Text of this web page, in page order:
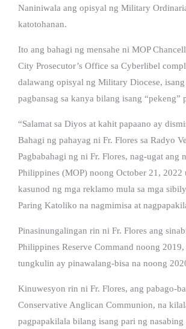
Naniniwala ang opisyal ng Military
katotohanan.
Ito ang bahagi ng mensahe ni MOP
City Prosecutor’s Office sa Cyberlibel
dalawang opisyal ng Military Diocese,
pagbansag sa kanya bilang isang “pekeng”
“Salamat sa Diyos at kahit papaano ay
Bahagi ng pahayag ni Fr. Flores sa Radyo
Pagbabahagi ng ni Fr. Flores, nag-ugat
Philippines (MOP) noong October 21,
kasunod ng mga reklamo mula sa mga
Paring Katoliko na nagmimisa at
Pinasinungalingan rin ni Fr. Flores ang
Philippines Reserve Command noong
tungkulin ay pinawalang-bisa na noong
Kinuwesyon rin ni Fr. Flores, ang pabago-
Conservative Anglican Communion, na
pagpapakilala bilang isang pari ng nasabing